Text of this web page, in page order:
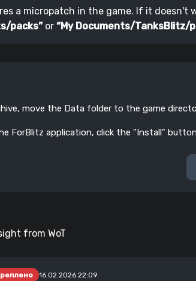
a micropatch in the game. If it
packs” or “My Documents/TanksBlitz/
move the Data folder to the game
ForBlitz application, click the "Install" button
from WoT
16.02.2026 22:09